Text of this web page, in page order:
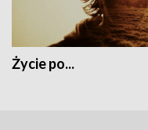
Życie po...